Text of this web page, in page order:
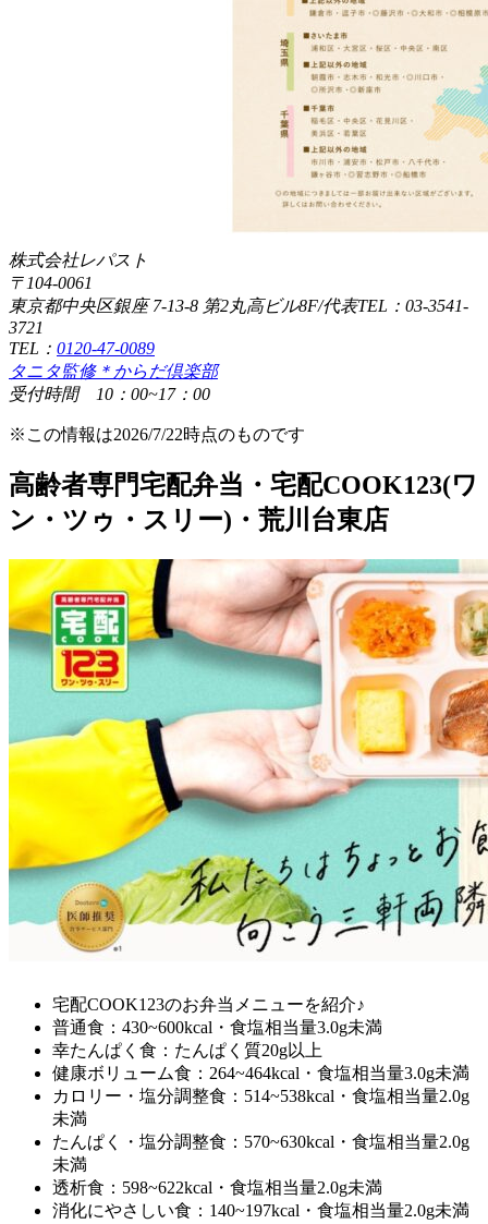
株式会社レパスト
〒104-0061
東京都中央区銀座 7-13-8 第2丸高ビル8F/代表TEL：03-3541-
3721
TEL： 0120-47-0089
タニタ監修＊からだ倶楽部
受付時間 10：00~17：00
※この情報は2026/7/22時点のものです
高齢者専門宅配弁当・宅配COOK123(ワ
ン・ツゥ・スリー)・荒川台東店
宅配COOK123のお弁当メニューを紹介♪
普通食：430~600kcal・食塩相当量3.0g未満
幸たんぱく食：たんぱく質20g以上
健康ボリューム食：264~464kcal・食塩相当量3.0g未満
カロリー・塩分調整食：514~538kcal・食塩相当量2.0g
未満
たんぱく・塩分調整食：570~630kcal・食塩相当量2.0g
未満
透析食：598~622kcal・食塩相当量2.0g未満
消化にやさしい食：140~197kcal・食塩相当量2.0g未満